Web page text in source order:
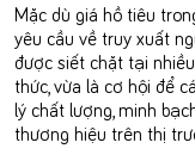
Mặc dù giá hồ tiêu
yêu cầu về truy xuất
được siết chặt tại
thức, vừa là cơ hội để
lý chất lượng, minh
thương hiệu trên thị